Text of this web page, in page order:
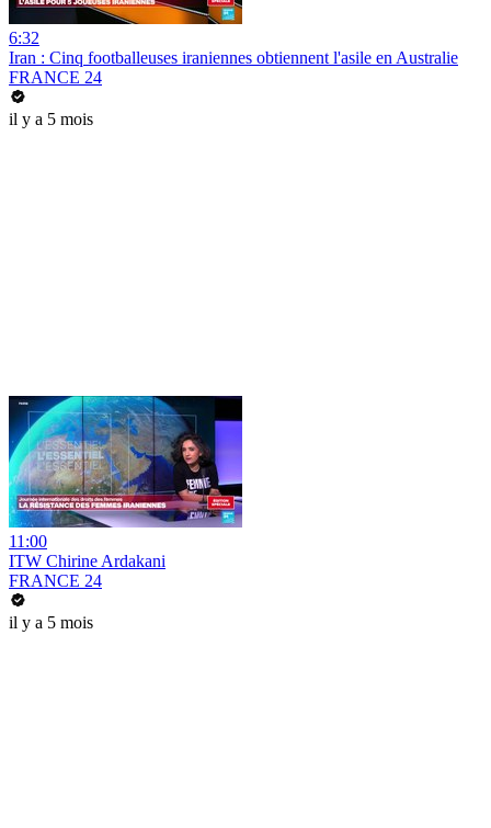
6:32
Iran : Cinq footballeuses iraniennes obtiennent l'asile en Australie
FRANCE 24
il y a 5 mois
11:00
ITW Chirine Ardakani
FRANCE 24
il y a 5 mois